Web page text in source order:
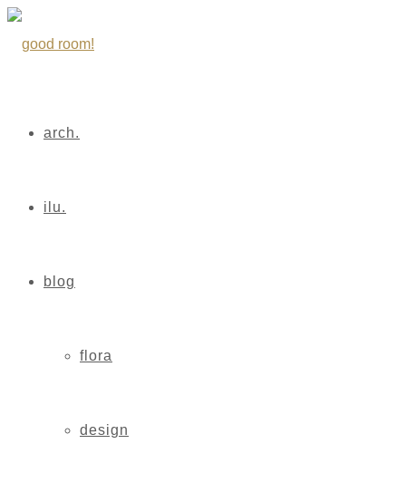
arch.
ilu.
blog
flora
design